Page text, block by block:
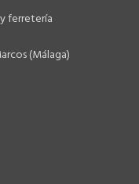
ferretería
(Málaga)